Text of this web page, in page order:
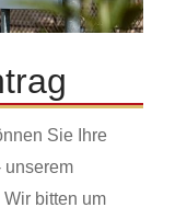
Sie Ihre
unserem
Wir bitten um